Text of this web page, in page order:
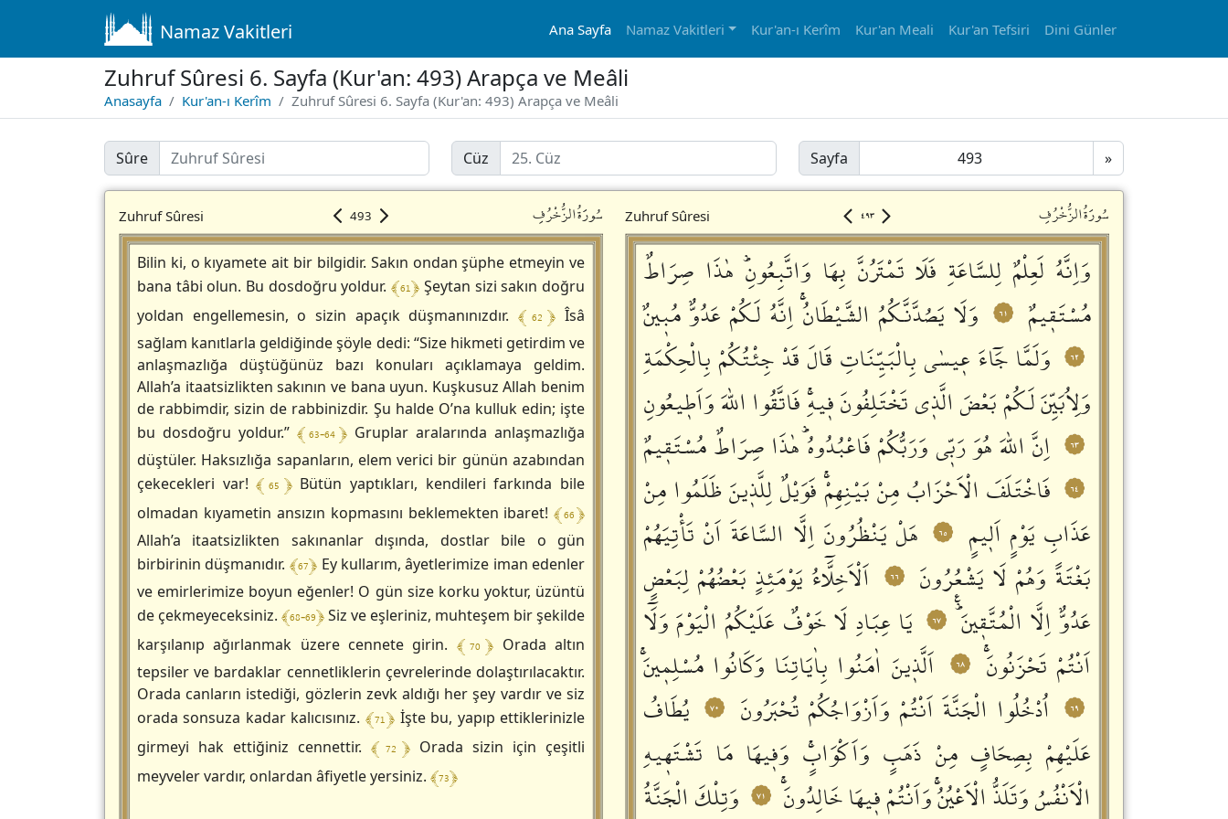
Namaz Vakitleri Ana Sayfa Namaz Vakitleri Kur'an-ı Kerîm Kur'an Meali Kur'an Tefsiri Dini Günler
Zuhruf Sûresi 6. Sayfa (Kur'an: 493) Arapça ve Meâli
Anasayfa Kur'an-ı Kerîm Zuhruf Sûresi 6. Sayfa (Kur'an: 493) Arapça ve Meâli
Sûre Cüz Sayfa »
Zuhruf Sûresi 493 سُورَةُالزُّخْرُفِ
Bilin ki, o kıyamete ait bir bilgidir. Sakın ondan şüphe etmeyin ve
bana tâbi olun. Bu dosdoğru yoldur. ﴾ 61 ﴿ Şeytan sizi sakın doğru
yoldan engellemesin, o sizin apaçık düşmanınızdır. ﴾ 62 ﴿ Îsâ
sağlam kanıtlarla geldiğinde şöyle dedi: “Size hikmeti getirdim ve
anlaşmazlığa düştüğünüz bazı konuları açıklamaya geldim.
Allah’a itaatsizlikten sakının ve bana uyun. Kuşkusuz Allah benim
de rabbimdir, sizin de rabbinizdir. Şu halde O’na kulluk edin; işte
bu dosdoğru yoldur.” ﴾ 63-64 ﴿ Gruplar aralarında anlaşmazlığa
düştüler. Haksızlığa sapanların, elem verici bir günün azabından
çekecekleri var!﴾ 65 ﴿Bütün yaptıkları, kendileri farkında bile
olmadan kıyametin ansızın kopmasını beklemekten ibaret!﴾ 66 ﴿
Allah’a itaatsizlikten sakınanlar dışında, dostlar bile o gün
birbirinin düşmanıdır. ﴾ 67 ﴿ Ey kullarım, âyetlerimize iman edenler
ve emirlerimize boyun eğenler! O gün size korku yoktur, üzüntü
de çekmeyeceksiniz. ﴾ 68-69 ﴿Siz ve eşleriniz, muhteşem bir şekilde
karşılanıp ağırlanmak üzere cennete girin. ﴾ 70 ﴿ Orada altın
tepsiler ve bardaklar cennetliklerin çevrelerinde dolaştırılacaktır.
Orada canların istediği, gözlerin zevk aldığı her şey vardır ve siz
orada sonsuza kadar kalıcısınız. ﴾ 71 ﴿ İşte bu, yapıp ettiklerinizle
girmeyi hak ettiğiniz cennettir.﴾ 72 ﴿Orada sizin için çeşitli
meyveler vardır, onlardan âfiyetle yersiniz. ﴾ 73 ﴿
Zuhruf Sûresi ٤٩٣ سُورَةُالزُّخْرُفِ
وَاِنَّهُ لَعِلْمٌ لِلسَّاعَةِ فَلَا تَمْتَرُنَّ بِهَا وَاتَّبِعُونِؕ هٰذَا صِرَاطٌ
مُسْتَقٖيمٌ
٦١ وَلَا يَصُدَّنَّكُمُ الشَّيْطَانُۚ اِنَّهُ لَكُمْ عَدُوٌّ مُبٖينٌ
٦٢
وَلَمَّا جَٓاءَ عٖيسٰى بِالْبَيِّنَاتِ قَالَ قَدْ جِئْتُكُمْ بِالْحِكْمَةِ
وَلِاُبَيِّنَ لَكُمْ بَعْضَ الَّذٖي تَخْتَلِفُونَ فٖيهِۚ فَاتَّقُوا اللّٰهَ وَاَطٖيعُونِ
٦٣ اِنَّ اللّٰهَ هُوَ رَبّٖي وَرَبُّكُمْ فَاعْبُدُوهُؕ هٰذَا صِرَاطٌ مُسْتَقٖيمٌ
٦٤
فَاخْتَلَفَ الْاَحْزَابُ مِنْ بَيْنِهِمْۚ فَوَيْلٌ لِلَّذٖينَ ظَلَمُوا مِنْ
عَذَابِ يَوْمٍ اَلٖيمٍ
٦٥
هَلْ يَنْظُرُونَ اِلَّا السَّاعَةَ اَنْ تَأْتِيَهُمْ
بَغْتَةً وَهُمْ لَا يَشْعُرُونَ
٦٦
اَلْاَخِلَّٓاءُ يَوْمَئِذٍ بَعْضُهُمْ لِبَعْضٍ
عَدُوٌّ اِلَّا الْمُتَّقٖينَؕࣖ
٦٧
يَا عِبَادِ لَا خَوْفٌ عَلَيْكُمُ الْيَوْمَ وَلَٓا
اَنْتُمْ تَحْزَنُونَۚ
٦٨ اَلَّذٖينَ اٰمَنُوا بِاٰيَاتِنَا وَكَانُوا مُسْلِمٖينَۚ
٦٩ اُدْخُلُوا الْجَنَّةَ اَنْتُمْ وَاَزْوَاجُكُمْ تُحْبَرُونَ ٧٠
يُطَافُ
عَلَيْهِمْ بِصِحَافٍ مِنْ ذَهَبٍ وَاَكْوَابٍۚ وَفٖيهَا مَا تَشْتَهٖيهِ
الْاَنْفُسُ وَتَلَذُّ الْاَعْيُنُۚ وَاَنْتُمْ فٖيهَا خَالِدُونَۚ
٧١ وَتِلْكَ الْجَنَّةُ